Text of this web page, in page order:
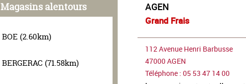
Magasins alentours
BOE (2.60km)
BERGERAC (71.58km)
AGEN
Grand Frais
112 Avenue Henri Barbusse
47000 AGEN
Téléphone : 05 53 47 14 00